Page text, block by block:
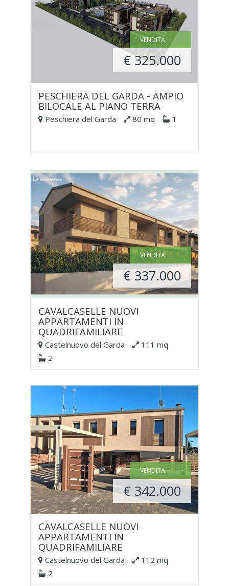
VENDITA
€ 325.000
PESCHIERA DEL GARDA - AMPIO
BILOCALE AL PIANO TERRA
Peschiera del Garda 80 mq 1
VENDITA
€ 337.000
CAVALCASELLE NUOVI
APPARTAMENTI IN
QUADRIFAMILIARE
Castelnuovo del Garda
111 mq
2
VENDITA
€ 342.000
CAVALCASELLE NUOVI
APPARTAMENTI IN
QUADRIFAMILIARE
Castelnuovo del Garda
112 mq
2